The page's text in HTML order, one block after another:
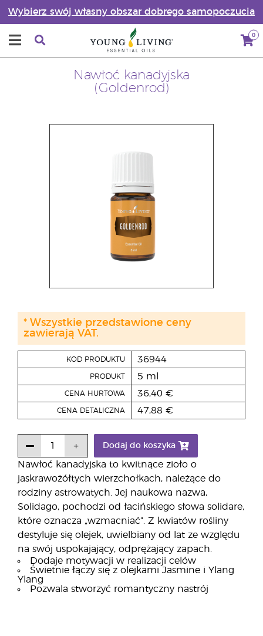
Wybierz swój własny obszar dobrego samopoczucia
0
Nawłoć kanadyjska
(Goldenrod)
Nawłoć kanadyjska to kwitnące zioło o
jaskrawożółtych wierzchołkach, należące do
rodziny astrowatych. Jej naukowa nazwa,
Solidago, pochodzi od łacińskiego słowa solidare,
które oznacza „wzmacniać”. Z kwiatów rośliny
destyluje się olejek, uwielbiany od lat ze względu
na swój uspokajający, odprężający zapach.
Dodaje motywacji w realizacji celów
Świetnie łączy się z olejkami Jasmine i Ylang
Ylang
Pozwala stworzyć romantyczny nastrój
KOD PRODUKTU 36944
PRODUKT 5 ml
CENA HURTOWA 36,40 €
CENA DETALICZNA 47,88 €
Dodaj do koszyka
* Wszystkie przedstawione ceny
zawierają VAT.